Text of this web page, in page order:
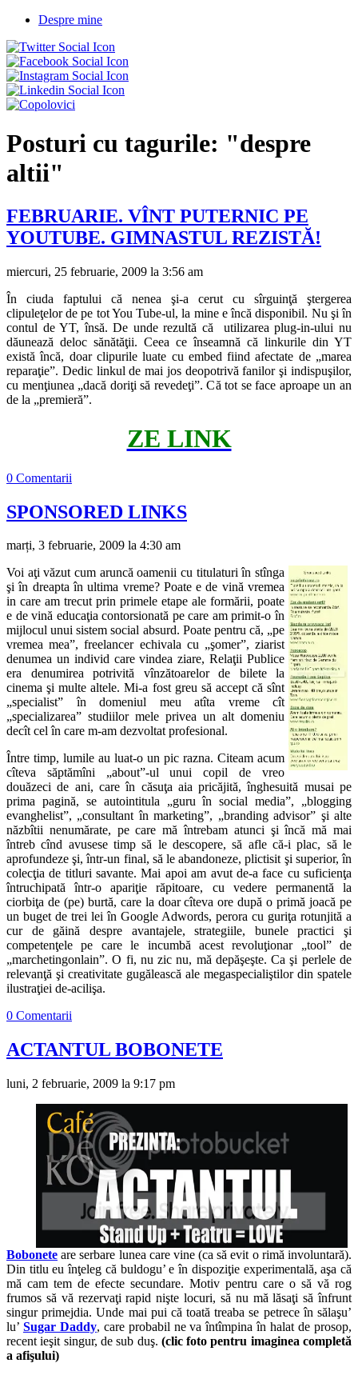
Despre mine
Posturi cu tagurile: "despre
altii"
FEBRUARIE. VÎNT PUTERNIC PE
YOUTUBE. GIMNASTUL REZISTĂ!
miercuri, 25 februarie, 2009 la 3:56 am
În ciuda faptului că nenea şi-a cerut cu sîrguinţă ştergerea
clipuleţelor de pe tot You Tube-ul, la mine e încă disponibil. Nu şi în
contul de YT, însă. De unde rezultă că utilizarea plug-in-ului nu
dăunează deloc sănătăţii. Ceea ce înseamnă că linkurile din YT
există încă, doar clipurile luate cu embed fiind afectate de „marea
reparaţie”. Dedic linkul de mai jos deopotrivă fanilor şi indispuşilor,
cu menţiunea „dacă doriţi să revedeţi”. Că tot se face aproape un an
de la „premieră”.
ZE LINK
0 Comentarii
SPONSORED LINKS
marți, 3 februarie, 2009 la 4:30 am
Voi aţi văzut cum aruncă oamenii cu titulaturi în stînga
şi în dreapta în ultima vreme? Poate e de vină vremea
in care am trecut prin primele etape ale formării, poate
e de vină educaţia contorsionată pe care am primit-o în
mijlocul unui sistem social absurd. Poate pentru că, „pe
vremea mea”, freelancer echivala cu „şomer”, ziarist
denumea un individ care vindea ziare, Relaţii Publice
era denumirea potrivită vînzătoarelor de bilete la
cinema şi multe altele. Mi-a fost greu să accept că sînt
„specialist” în domeniul meu atîta vreme cît
„specializarea” studiilor mele privea un alt domeniu
decît cel în care m-am dezvoltat profesional.
Între timp, lumile au luat-o un pic razna. Citeam acum
cîteva săptămîni „about”-ul unui copil de vreo
douăzeci de ani, care în căsuţa aia pricăjită, înghesuită musai pe
prima pagină, se autointitula „guru în social media”, „blogging
evanghelist”, „consultant în marketing”, „branding advisor” şi alte
năzbîtii nenumărate, pe care mă întrebam atunci şi încă mă mai
întreb cînd avusese timp să le descopere, să afle că-i plac, să le
aprofundeze şi, într-un final, să le abandoneze, plictisit şi superior, în
colecţia de titluri savante. Mai apoi am avut de-a face cu suficienţa
întruchipată într-o apariţie răpitoare, cu vedere permanentă la
ciorbiţa de (pe) burtă, care la doar cîteva ore după o primă joacă pe
un buget de trei lei în Google Adwords, perora cu guriţa rotunjită a
cur de găină despre avantajele, strategiile, bunele practici şi
competenţele pe care le incumbă acest revoluţionar „tool” de
„marchetingonlain”. O fi, nu zic nu, mă depăşeşte. Ca şi perlele de
relevanţă şi creativitate gugălească ale megaspecialiştilor din spatele
ilustraţiei de-acilişa.
0 Comentarii
ACTANTUL BOBONETE
luni, 2 februarie, 2009 la 9:17 pm
Bobonete are serbare lunea care vine (ca să evit o rimă involuntară).
Din titlu eu înţeleg că buldogu’ e în dispoziţie experimentală, aşa că
mă cam tem de efecte secundare. Motiv pentru care o să vă rog
frumos să vă rezervaţi rapid nişte locuri, să nu mă lăsaţi să înfrunt
singur primejdia. Unde mai pui că toată treaba se petrece în sălaşu’
lu’ Sugar Daddy, care probabil ne va întîmpina în halat de prosop,
recent ieşit singur, de sub duş. (clic foto pentru imaginea completă
a afişului)